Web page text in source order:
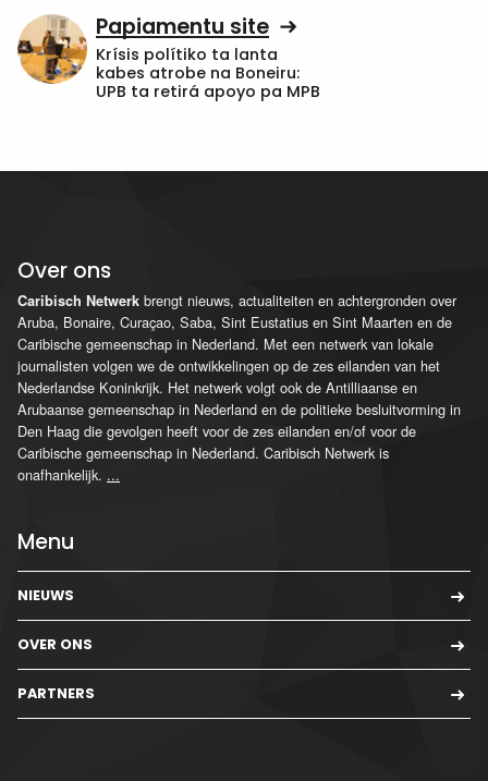
Papiamentu site
Krísis polítiko ta lanta
kabes atrobe na Boneiru:
UPB ta retirá apoyo pa MPB
Over ons
Caribisch Netwerk brengt nieuws, actualiteiten en achtergronden over
Aruba, Bonaire, Curaçao, Saba, Sint Eustatius en Sint Maarten en de
Caribische gemeenschap in Nederland. Met een netwerk van lokale
journalisten volgen we de ontwikkelingen op de zes eilanden van het
Nederlandse Koninkrijk. Het netwerk volgt ook de Antilliaanse en
Arubaanse gemeenschap in Nederland en de politieke besluitvorming in
Den Haag die gevolgen heeft voor de zes eilanden en/of voor de
Caribische gemeenschap in Nederland. Caribisch Netwerk is
onafhankelijk. ...
Menu
NIEUWS
OVER ONS
PARTNERS